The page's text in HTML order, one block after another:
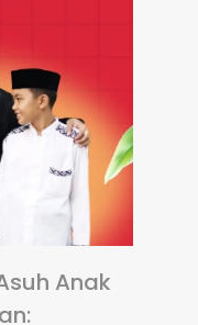
Anak